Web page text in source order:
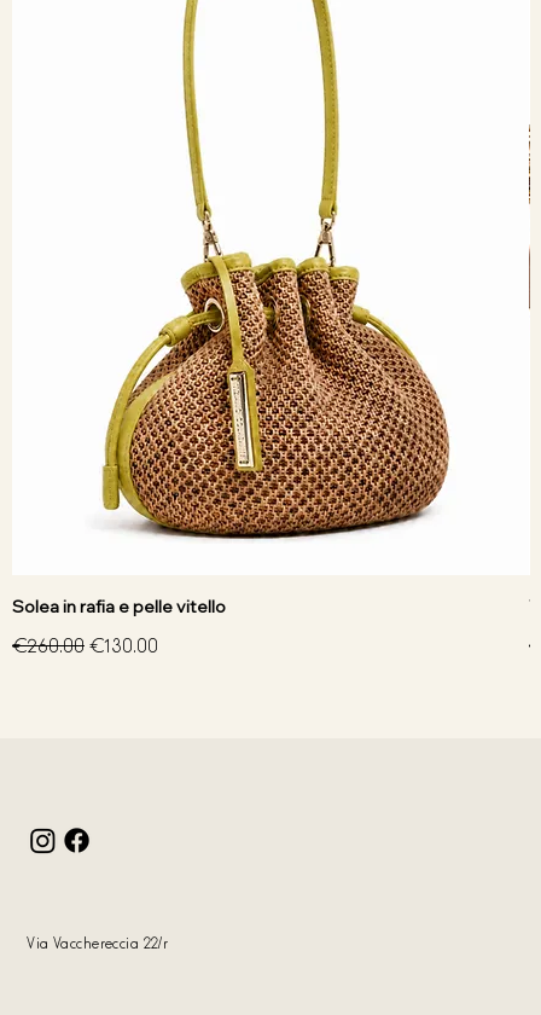
Solea in rafia e pelle vitello
Regular Price
€260.00Sale Price
€130.00
Via Vacchereccia 22/r